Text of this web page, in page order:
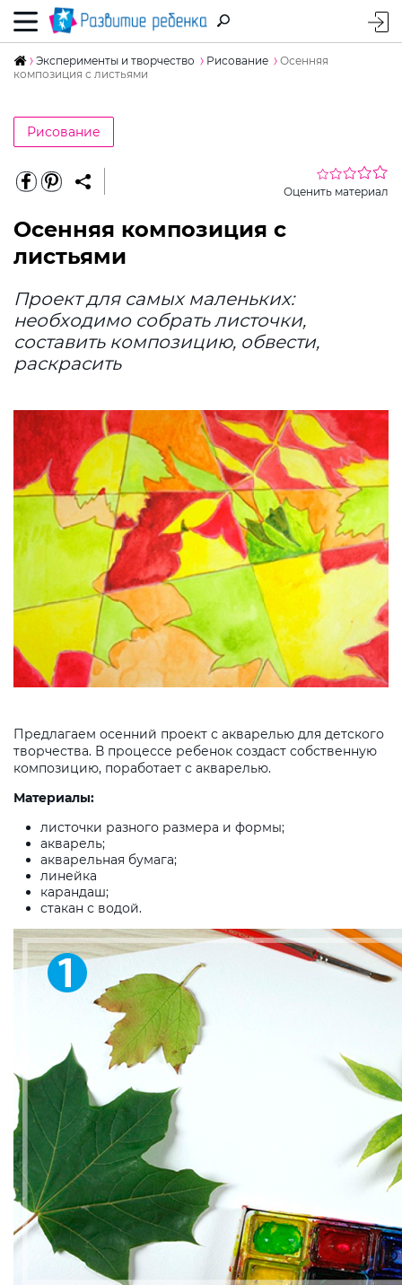
Эксперименты и творчество Рисование
Осенняя
композиция с листьями
Рисование
Оценить материал
Осенняя композиция с
листьями
Проект для самых маленьких:
необходимо собрать листочки,
составить композицию, обвести,
раскрасить
Предлагаем осенний проект с акварелью для детского
творчества. В процессе ребенок создаст собственную
композицию, поработает с акварелью.
Материалы:
листочки разного размера и формы;
акварель;
акварельная бумага;
линейка
карандаш;
стакан с водой.